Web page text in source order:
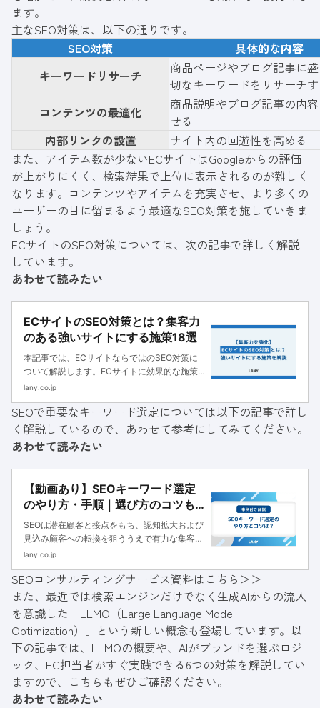
ます。
主なSEO対策は、以下の通りです。
SEO対策
具体的な内容
キーワードリサーチ
商品ページやブログ記事に
切なキーワードをリサーチ
コンテンツの最適化
商品説明やブログ記事の内
せる
内部リンクの設置
サイト内の回遊性を高める
また、アイテム数が少ないECサイトはGoogleからの評価
が上がりにくく、検索結果で上位に表示されるのが難しく
なります。コンテンツやアイテムを充実させ、より多くの
ユーザーの目に留まるよう最適なSEO対策を施していきま
しょう。
ECサイトのSEO対策については、次の記事で詳しく解説
しています。
あわせて読みたい
ECサイトのSEO対策とは？集客力
のある強いサイトにする施策18選
本記事では、ECサイトならではのSEO対策に
ついて解説します。ECサイトに効果的な施策
18選を紹介するので、自社ECサイトの売上ア
してください。
lany.co.jp
SEOで重要なキーワード選定については以下の記事で詳し
く解説しているので、あわせて参考にしてみてください。
あわせて読みたい
【動画あり】SEOキーワード選定
のやり方・手順｜選び方のコツも
解説
SEOは潜在顧客と接点をもち、認知拡大および
見込み顧客への転換を狙ううえで有力な集客手
法です。しかし、このSEOの恩恵を受けるため
の上位表示が必要です。競合他社が対策してい
るキーワードを見よう見まね...
lany.co.jp
SEOコンサルティングサービス資料はこちら＞＞
また、最近では検索エンジンだけでなく生成AIからの流入
を意識した「LLMO（Large Language Model
Optimization）」という新しい概念も登場しています。以
下の記事では、LLMOの概要や、AIがブランドを選ぶロジ
ック、EC担当者がすぐ実践できる6つの対策を解説してい
ますので、こちらもぜひご確認ください。
あわせて読みたい